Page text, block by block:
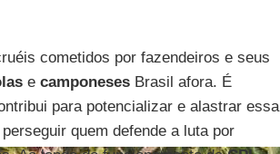
cometidos por fazendeiros e seus
e camponesesBrasil afora. É
para potencializar e alastrar essa
quem defende a luta por